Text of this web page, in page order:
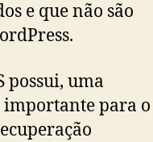
e que não são
possui, uma
importante para o